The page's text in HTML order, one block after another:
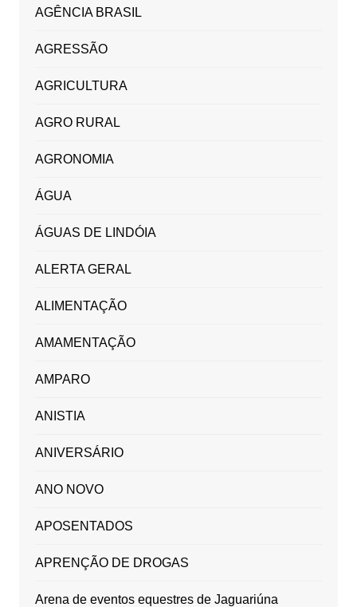
AGÊNCIA BRASIL
AGRESSÃO
AGRICULTURA
AGRO RURAL
AGRONOMIA
ÁGUA
ÁGUAS DE LINDÓIA
ALERTA GERAL
ALIMENTAÇÃO
AMAMENTAÇÃO
AMPARO
ANISTIA
ANIVERSÁRIO
ANO NOVO
APOSENTADOS
APRENÇÃO DE DROGAS
Arena de eventos equestres de Jaguariúna